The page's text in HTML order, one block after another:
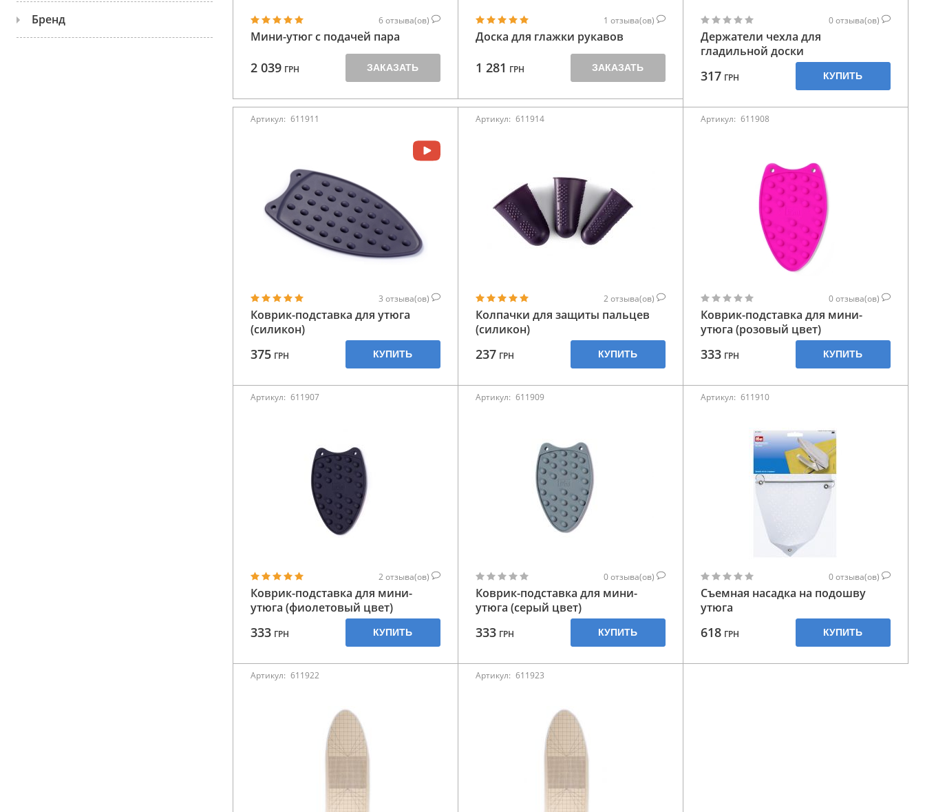
Бренд 6отзыва(ов)
Мини-утюг с подачей пара
2 039 ГРН ЗАКАЗАТЬ
1 отзыва(ов)
Доска для глажки рукавов
1 281 ГРН ЗАКАЗАТЬ
0отзыва(ов)
Держатели чехла для
гладильной доски
317 ГРН КУПИТЬ
Артикул: 611911
3 отзыва(ов)
Коврик-подставка для утюга
(силикон)
375 ГРН КУПИТЬ
Артикул: 611914
2 отзыва(ов)
Колпачки для защиты пальцев
(силикон)
237 ГРН КУПИТЬ
Артикул: 611908
0отзыва(ов)
Коврик-подставка для мини-
утюга (розовый цвет)
333 ГРН КУПИТЬ
Артикул: 611907
2 отзыва(ов)
Коврик-подставка для мини-
утюга (фиолетовый цвет)
333 ГРН КУПИТЬ
Артикул: 611909
0отзыва(ов)
Коврик-подставка для мини-
утюга (серый цвет)
333 ГРН КУПИТЬ
Артикул: 611910
0отзыва(ов)
Съемная насадка на подошву
утюга
618 ГРН КУПИТЬ
Артикул: 611922 Артикул: 611923